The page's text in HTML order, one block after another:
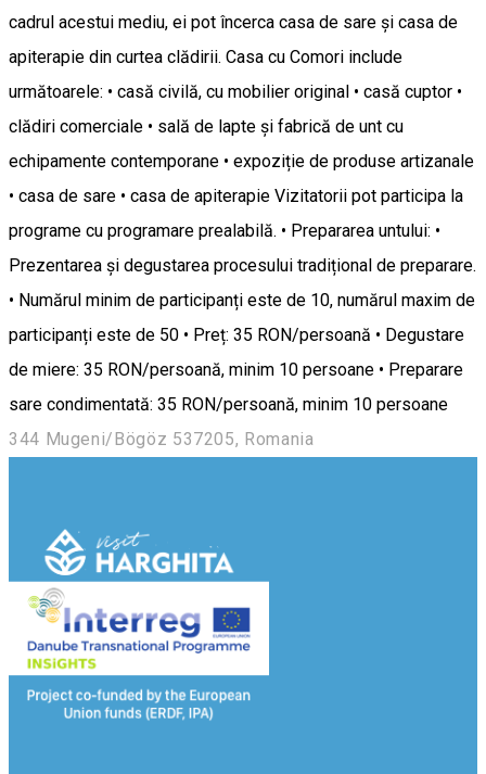
cadrul acestui mediu, ei pot încerca casa de sare și casa de
apiterapie din curtea clădirii. Casa cu Comori include
următoarele: • casă civilă, cu mobilier original • casă cuptor •
clădiri comerciale • sală de lapte și fabrică de unt cu
echipamente contemporane • expoziție de produse artizanale
• casa de sare • casa de apiterapie Vizitatorii pot participa la
programe cu programare prealabilă. • Prepararea untului: •
Prezentarea și degustarea procesului tradițional de preparare.
• Numărul minim de participanți este de 10, numărul maxim de
participanți este de 50 • Preț: 35 RON/persoană • Degustare
de miere: 35 RON/persoană, minim 10 persoane • Preparare
sare condimentată: 35 RON/persoană, minim 10 persoane
344 Mugeni/Bögöz 537205, Romania